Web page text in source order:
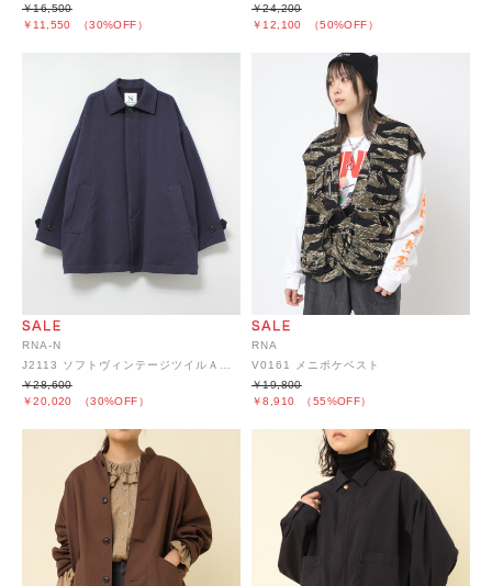
￥11,550 （30%OFF）
￥16,500
￥12,100 （50%OFF）
￥24,200
RNA-N
￥20,020 （30%OFF）
￥28,600
RNA
V0161 メニポケベスト
￥8,910 （55%OFF）
￥19,800